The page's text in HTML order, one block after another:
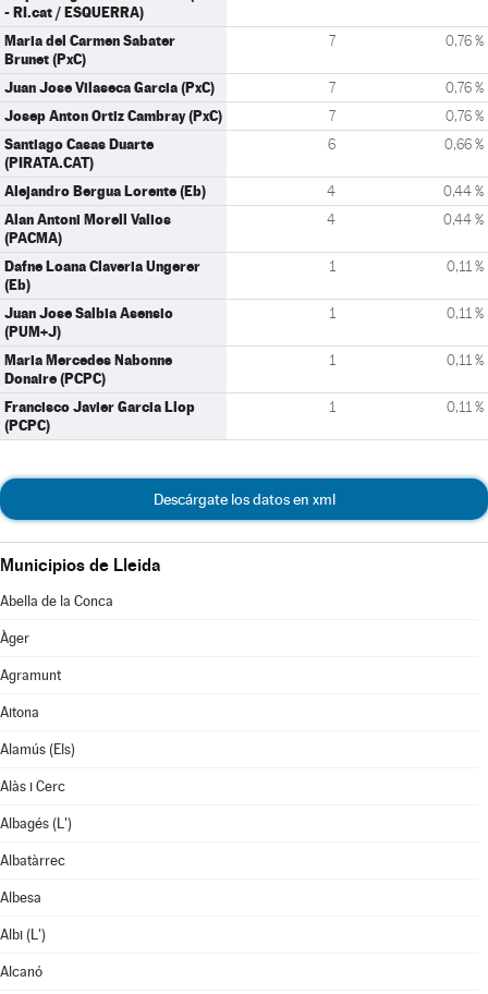
- RI.cat / ESQUERRA)
Maria del Carmen Sabater
Brunet (PxC)
7 0,76 %
Juan Jose Vilaseca Garcia (PxC) 7 0,76 %
Josep Anton Ortiz Cambray (PxC) 7 0,76 %
Santiago Casas Duarte
(PIRATA.CAT)
6 0,66 %
Alejandro Bergua Lorente (Eb) 4 0,44 %
Alan Antoni Morell Valios
(PACMA)
4 0,44 %
Dafne Loana Claveria Ungerer
(Eb)
1 0,11 %
Juan Jose Salbia Asensio
(PUM+J)
1 0,11 %
Maria Mercedes Nabonne
Donaire (PCPC)
1 0,11 %
Francisco Javier Garcia Llop
(PCPC)
1 0,11 %
Descárgate los datos en xml
Municipios de Lleida
Abella de la Conca
Àger
Agramunt
Aitona
Alamús (Els)
Alàs i Cerc
Albagés (L')
Albatàrrec
Albesa
Albi (L')
Alcanó